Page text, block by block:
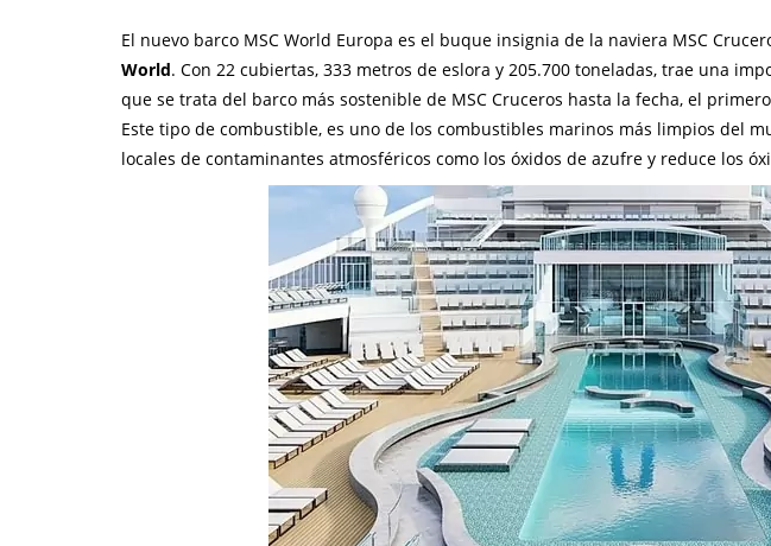
El nuevo barco MSC World Europa es el buque insignia de la naviera MSC
World. Con 22 cubiertas, 333 metros de eslora y 205.700 toneladas, trae una
que se trata del barco más sostenible de MSC Cruceros hasta la fecha, el primero
Este tipo de combustible, es uno de los combustibles marinos más limpios del
locales de contaminantes atmosféricos como los óxidos de azufre y reduce los